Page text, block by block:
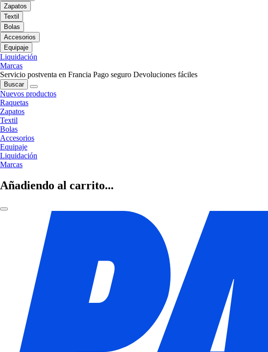
Zapatos
Textil
Bolas
Accesorios
Equipaje
Liquidación
Marcas
Servicio postventa en Francia Pago seguro Devoluciones fáciles
Buscar
Nuevos productos
Raquetas
Zapatos
Textil
Bolas
Accesorios
Equipaje
Liquidación
Marcas
Añadiendo al carrito...